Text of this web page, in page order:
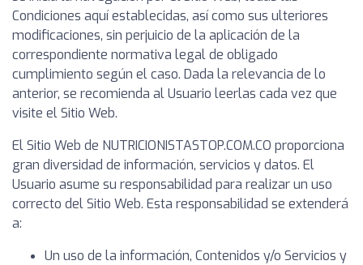
Condiciones aquí establecidas, así como sus ulteriores
modificaciones, sin perjuicio de la aplicación de la
correspondiente normativa legal de obligado
cumplimiento según el caso. Dada la relevancia de lo
anterior, se recomienda al Usuario leerlas cada vez que
visite el Sitio Web.
El Sitio Web de NUTRICIONISTASTOP.COM.CO proporciona
gran diversidad de información, servicios y datos. El
Usuario asume su responsabilidad para realizar un uso
correcto del Sitio Web. Esta responsabilidad se extenderá
a:
Un uso de la información, Contenidos y/o Servicios y